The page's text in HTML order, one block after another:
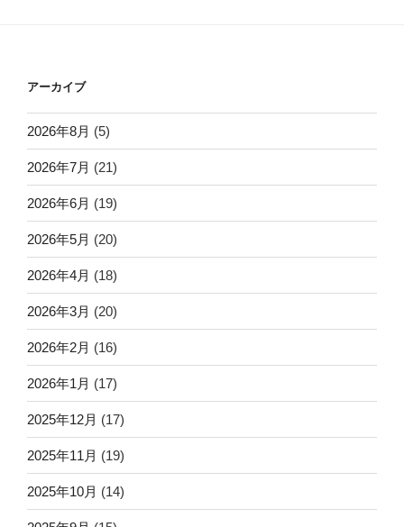
アーカイブ
2026年8月 (5)
2026年7月 (21)
2026年6月 (19)
2026年5月 (20)
2026年4月 (18)
2026年3月 (20)
2026年2月 (16)
2026年1月 (17)
2025年12月 (17)
2025年11月 (19)
2025年10月 (14)